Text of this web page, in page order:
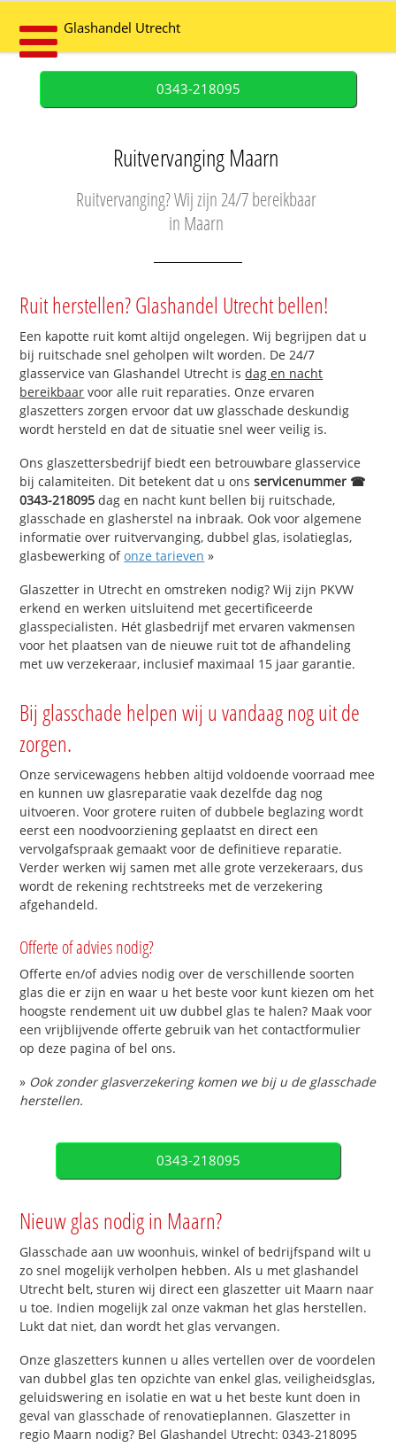
Glashandel Utrecht
0343-218095
Ruitvervanging Maarn
Ruitvervanging? Wij zijn 24/7 bereikbaar
in Maarn
Ruit herstellen? Glashandel Utrecht bellen!
Een kapotte ruit komt altijd ongelegen. Wij begrijpen dat u
bij ruitschade snel geholpen wilt worden. De 24/7
glasservice van Glashandel Utrecht isdag en nacht
bereikbaar voor alle ruit reparaties. Onze ervaren
glaszetters zorgen ervoor dat uw glasschade deskundig
wordt hersteld en dat de situatie snel weer veilig is.
Ons glaszettersbedrijf biedt een betrouwbare glasservice
bij calamiteiten. Dit betekent dat u onsservicenummer ☎
0343-218095 dag en nacht kunt bellen bij ruitschade,
glasschade en glasherstel na inbraak. Ook voor algemene
informatie over ruitvervanging, dubbel glas, isolatieglas,
glasbewerking ofonze tarieven »
Glaszetter in Utrecht en omstreken nodig? Wij zijn PKVW
erkend en werken uitsluitend met gecertificeerde
glasspecialisten. Hét glasbedrijf met ervaren vakmensen
voor het plaatsen van de nieuwe ruit tot de afhandeling
met uw verzekeraar, inclusief maximaal 15 jaar garantie.
Bij glasschade helpen wij u vandaag nog uit de
zorgen.
Onze servicewagens hebben altijd voldoende voorraad mee
en kunnen uw glasreparatie vaak dezelfde dag nog
uitvoeren. Voor grotere ruiten of dubbele beglazing wordt
eerst een noodvoorziening geplaatst en direct een
vervolgafspraak gemaakt voor de definitieve reparatie.
Verder werken wij samen met alle grote verzekeraars, dus
wordt de rekening rechtstreeks met de verzekering
afgehandeld.
Offerte of advies nodig?
Offerte en/of advies nodig over de verschillende soorten
glas die er zijn en waar u het beste voor kunt kiezen om het
hoogste rendement uit uw dubbel glas te halen? Maak voor
een vrijblijvende offerte gebruik van het contactformulier
op deze pagina of bel ons.
» Ook zonder glasverzekering komen we bij u de glasschade
herstellen.
0343-218095
Nieuw glas nodig in Maarn?
Glasschade aan uw woonhuis, winkel of bedrijfspand wilt u
zo snel mogelijk verholpen hebben. Als u met glashandel
Utrecht belt, sturen wij direct een glaszetter uit Maarn naar
u toe. Indien mogelijk zal onze vakman het glas herstellen.
Lukt dat niet, dan wordt het glas vervangen.
Onze glaszetters kunnen u alles vertellen over de voordelen
van dubbel glas ten opzichte van enkel glas, veiligheidsglas,
geluidswering en isolatie en wat u het beste kunt doen in
geval van glasschade of renovatieplannen. Glaszetter in
regio Maarn nodig? Bel Glashandel Utrecht: 0343-218095